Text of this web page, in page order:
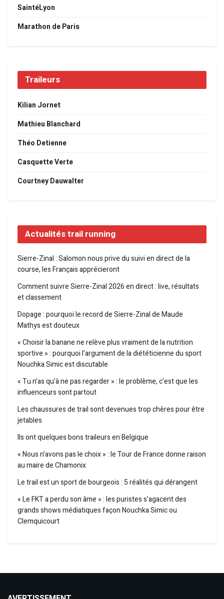
SaintéLyon
Marathon de Paris
Traileurs
Kilian Jornet
Mathieu Blanchard
Théo Detienne
Casquette Verte
Courtney Dauwalter
Actualités trail running
Sierre-Zinal : Salomon nous prive du suivi en direct de la
course, les Français apprécieront
Comment suivre Sierre-Zinal 2026 en direct : live, résultats
et classement
Dopage : pourquoi le record de Sierre-Zinal de Maude
Mathys est douteux
« Choisir la banane ne relève plus vraiment de la nutrition
sportive » : pourquoi l’argument de la diététicienne du sport
Nouchka Simic est discutable
« Tu n’as qu’à ne pas regarder » : le problème, c’est que les
influenceurs sont partout
Les chaussures de trail sont devenues trop chères pour être
jetables
Ils ont quelques bons traileurs en Belgique
« Nous n’avons pas le choix » : le Tour de France donne raison
au maire de Chamonix
Le trail est un sport de bourgeois : 5 réalités qui dérangent
« Le FKT a perdu son âme » : les puristes s’agacent des
grands shows médiatiques façon Nouchka Simic ou
Clemquicourt